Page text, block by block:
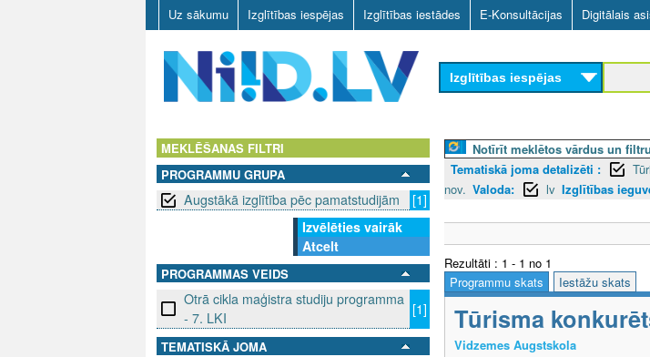
Skip
to
main
content
Uz sākumu Izglītības iespējas Izglītības iestādes E-Konsultācijas Digitālais
V
Izglītības iespējas
MEKLĒŠANAS FILTRI
PROGRAMMU GRUPA
Augstākā izglītība pēc pamatstudijām
[1]
Izvēlēties vairāk
Atcelt
PROGRAMMAS VEIDS
Otrā cikla maģistra studiju programma
- 7. LKI
[1]
TEMATISKĀ JOMA
Notīrīt meklētos vārdus un
Tematiskā joma detalizēti :
nov. Valoda: lv Izglītības
Rezultāti : 1 - 1 no 1
Programmu skats
Iestāžu skats
Tūrisma
Vidzemes Augstskola